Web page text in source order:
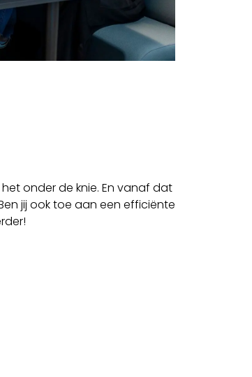
onder de knie. En vanaf dat
jij ook toe aan een efficiënte